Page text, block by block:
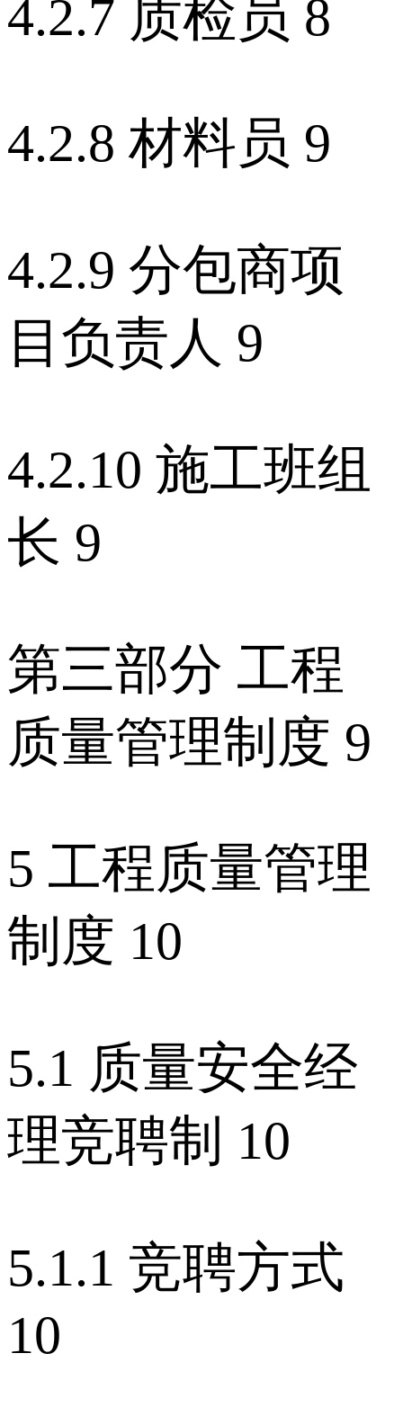
4.2.7 质检员 8
4.2.8 材料员 9
4.2.9 分包商项
目负责人 9
4.2.10 施工班组
长 9
第三部分 工程
质量管理制度 9
5 工程质量管理
制度 10
5.1 质量安全经
理竞聘制 10
5.1.1 竞聘方式
10